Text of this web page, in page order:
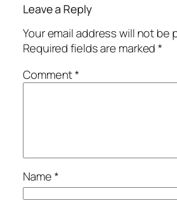
Leave a Reply
Your email address will not be
Required fields are marked*
Comment*
Name*